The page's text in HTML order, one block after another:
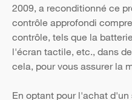
2009, a reconditionné ce
contrôle approfondi
contrôle, tels que la
l'écran tactile, etc., dans
cela, pour vous assurer la
En optant pour l'achat